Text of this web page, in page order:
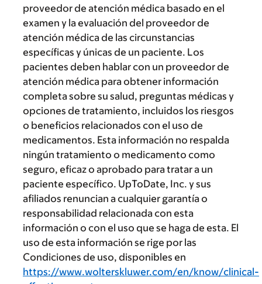
proveedor de atención médica basado en el
examen y la evaluación del proveedor de
atención médica de las circunstancias
específicas y únicas de un paciente. Los
pacientes deben hablar con un proveedor de
atención médica para obtener información
completa sobre su salud, preguntas médicas y
opciones de tratamiento, incluidos los riesgos
o beneficios relacionados con el uso de
medicamentos. Esta información no respalda
ningún tratamiento o medicamento como
seguro, eficaz o aprobado para tratar a un
paciente específico. UpToDate, Inc. y sus
afiliados renuncian a cualquier garantía o
responsabilidad relacionada con esta
información o con el uso que se haga de esta. El
uso de esta información se rige por las
Condiciones de uso, disponibles en
https://www.wolterskluwer.com/en/know/clinical-